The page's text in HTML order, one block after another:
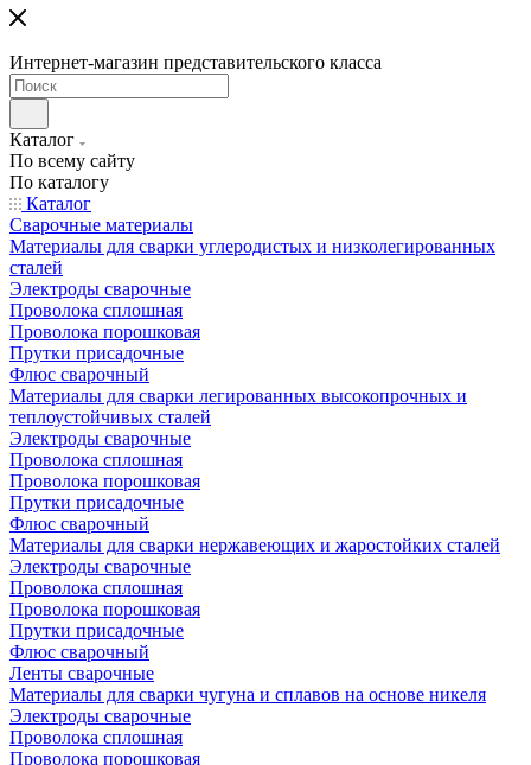
Интернет-магазин представительского класса
Каталог
По всему сайту
По каталогу
Каталог
Сварочные материалы
Материалы для сварки углеродистых и низколегированных
сталей
Электроды сварочные
Проволока сплошная
Проволока порошковая
Прутки присадочные
Флюс сварочный
Материалы для сварки легированных высокопрочных и
теплоустойчивых сталей
Электроды сварочные
Проволока сплошная
Проволока порошковая
Прутки присадочные
Флюс сварочный
Материалы для сварки нержавеющих и жаростойких сталей
Электроды сварочные
Проволока сплошная
Проволока порошковая
Прутки присадочные
Флюс сварочный
Ленты сварочные
Материалы для сварки чугуна и сплавов на основе никеля
Электроды сварочные
Проволока сплошная
Проволока порошковая